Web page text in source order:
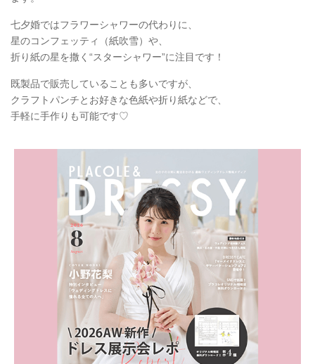
七夕婚ではフラワーシャワーの代わりに、
星のコンフェッティ（紙吹雪）や、
折り紙の星を撒く“スターシャワー”に注目です！
既製品で販売していることも多いですが、
クラフトパンチとお好きな色紙や折り紙などで、
手軽に手作りも可能です♡